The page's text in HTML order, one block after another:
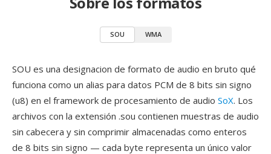
SOU WMA
SOU es una designacion de formato de audio en bruto qué
funciona como un alias para datos PCM de 8 bits sin signo
(u8) en el framework de procesamiento de audio SoX. Los
archivos con la extensión .sou contienen muestras de audio
sin cabecera y sin comprimir almacenadas como enteros
de 8 bits sin signo — cada byte representa un único valor